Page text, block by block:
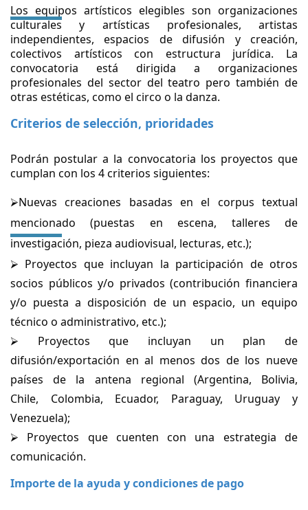
Los equipos artísticos elegibles son organizaciones
culturales y artísticas profesionales, artistas
independientes, espacios de difusión y creación,
colectivos artísticos con estructura jurídica. La
convocatoria está dirigida a organizaciones
profesionales del sector del teatro pero también de
otras estéticas, como el circo o la danza.
Criterios de selección, prioridades
Podrán postular a la convocatoria los proyectos que
cumplan con los 4 criterios siguientes:
⮚Nuevas creaciones basadas en el corpus textual
mencionado (puestas en escena, talleres de
investigación, pieza audiovisual, lecturas, etc.);
⮚ Proyectos que incluyan la participación de otros
socios públicos y/o privados (contribución financiera
y/o puesta a disposición de un espacio, un equipo
técnico o administrativo, etc.);
⮚ Proyectos que incluyan un plan de
difusión/exportación en al menos dos de los nueve
países de la antena regional (Argentina, Bolivia,
Chile, Colombia, Ecuador, Paraguay, Uruguay y
Venezuela);
⮚ Proyectos que cuenten con una estrategia de
comunicación.
Importe de la ayuda y condiciones de pago